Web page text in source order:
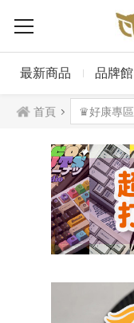
最新商品 品牌館
首頁